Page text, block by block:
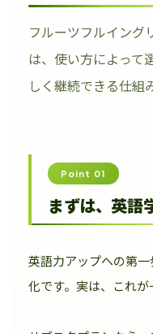
フルーツフルイング
は、使い方によって
しく継続できる仕組
Point 01
まずは、英語
英語力アップへの第
化です。実は、これが